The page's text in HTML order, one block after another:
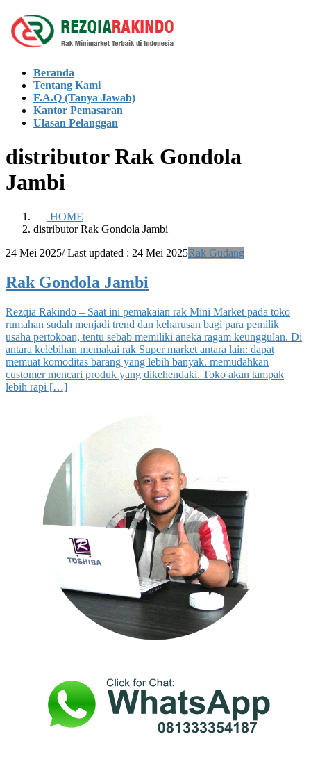
Skip
to
the
Skip
to
the
Beranda
Tentang Kami
F.A.Q (Tanya Jawab)
Kantor Pemasaran
Ulasan Pelanggan
distributor Rak Gondola
Jambi
HOME
distributor Rak Gondola Jambi
24 Mei 2025/ Last updated : 24 Mei 2025Rak Gudang
Rak Gondola Jambi
Rezqia Rakindo – Saat ini pemakaian rak Mini Market pada toko
rumahan sudah menjadi trend dan keharusan bagi para pemilik
usaha pertokoan, tentu sebab memiliki aneka ragam keunggulan. Di
antara kelebihan memakai rak Super market antara lain: dapat
memuat komoditas barang yang lebih banyak. memudahkan
customer mencari produk yang dikehendaki. Toko akan tampak
lebih rapi […]